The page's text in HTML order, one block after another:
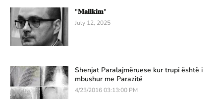
"𝐌𝐚𝐥𝐥𝐤𝐢𝐦"
July 12, 2025
Shenjat Paralajmëruese kur trupi është i
mbushur me Parazitë
4/23/2016 03:13:00 PM